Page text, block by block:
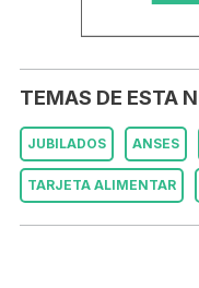
TEMAS DE ESTA
JUBILADOS ANSES
TARJETA ALIMENTAR